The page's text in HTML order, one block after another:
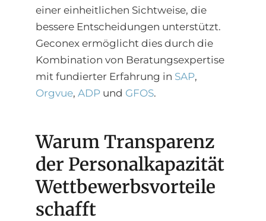
einer einheitlichen Sichtweise, die
bessere Entscheidungen unterstützt.
Geconex ermöglicht dies durch die
Kombination von Beratungsexpertise
mit fundierter Erfahrung in SAP,
Orgvue, ADP und GFOS.
Warum Transparenz
der Personalkapazität
Wettbewerbsvorteile
schafft